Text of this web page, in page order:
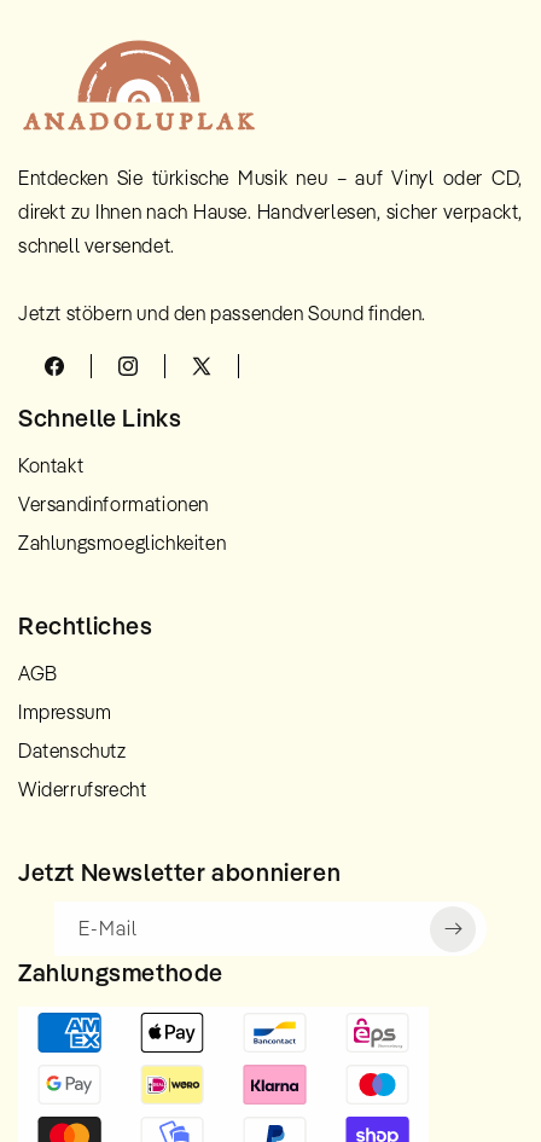
Entdecken Sie türkische Musik neu – auf Vinyl oder CD,
direkt zu Ihnen nach Hause. Handverlesen, sicher verpackt,
schnell versendet.
Jetzt stöbern und den passenden Sound finden.
Facebook Instagram
X
Schnelle Links
Kontakt
Versandinformationen
Zahlungsmoeglichkeiten
Rechtliches
AGB
Impressum
Datenschutz
Widerrufsrecht
Jetzt Newsletter abonnieren
E-Mail
Zahlungsmethode